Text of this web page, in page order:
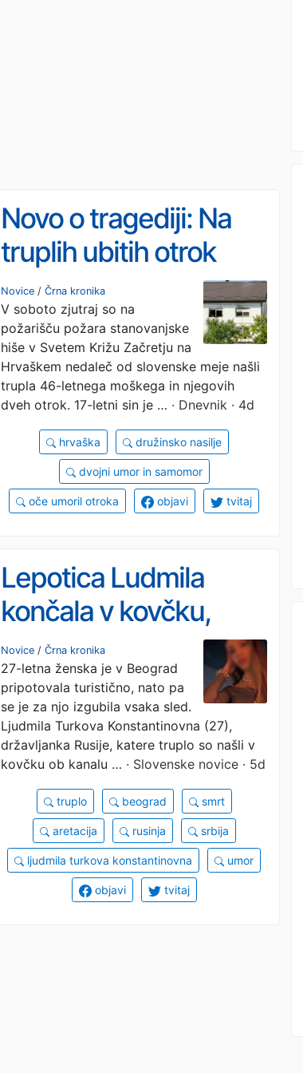
Novo o tragediji: Na
truplih ubitih otrok
sledi vbodov, mama
se je pred kratkim
odselila
Novice / Črna kronika
V soboto zjutraj so na
požarišču požara stanovanjske
hiše v Svetem Križu Začretju na
Hrvaškem nedaleč od slovenske meje našli
trupla 46-letnega moškega in njegovih
dveh otrok. 17-letni sin je … · Dnevnik · 4d
hrvaška družinsko nasilje
dvojni umor in samomor
oče umoril otroka objavi tvitaj
Lepotica Ludmila
končala v kovčku,
osumljenec poskušal
pobegniti (VIDEO)
Novice / Črna kronika
27-letna ženska je v Beograd
pripotovala turistično, nato pa
se je za njo izgubila vsaka sled.
Ljudmila Turkova Konstantinovna (27),
državljanka Rusije, katere truplo so našli v
kovčku ob kanalu … · Slovenske novice · 5d
truplo beograd smrt
aretacija rusinja srbija
ljudmila turkova konstantinovna umor
objavi tvitaj